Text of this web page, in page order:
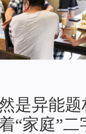
是异能
“家庭”